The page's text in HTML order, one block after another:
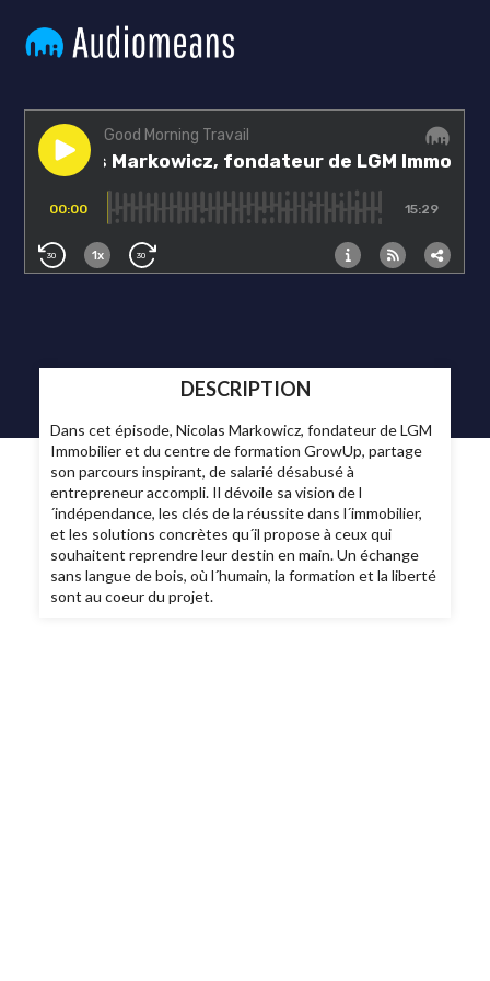
DESCRIPTION
Dans cet épisode, Nicolas Markowicz, fondateur de LGM
Immobilier et du centre de formation GrowUp, partage
son parcours inspirant, de salarié désabusé à
entrepreneur accompli. Il dévoile sa vision de l
´indépendance, les clés de la réussite dans l´immobilier,
et les solutions concrètes qu´il propose à ceux qui
souhaitent reprendre leur destin en main. Un échange
sans langue de bois, où l´humain, la formation et la liberté
sont au coeur du projet.